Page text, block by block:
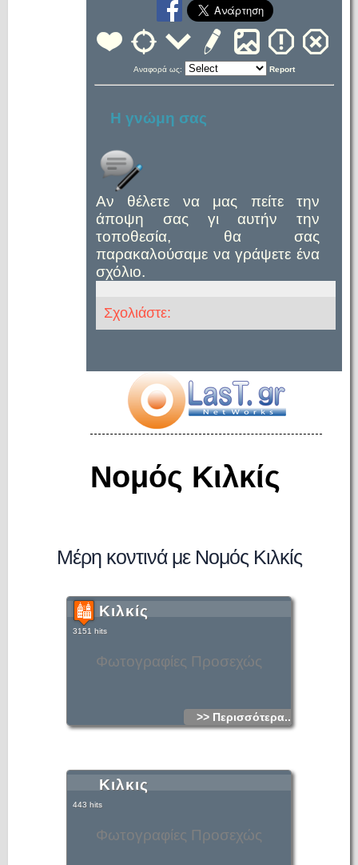
Αναφορά ως: Report
Η γνώμη σας
Αν θέλετε να μας πείτε την
άποψη σας γι αυτήν την
τοποθεσία, θα σας
παρακαλούσαμε να γράψετε ένα
σχόλιο.
Σχολιάστε:
Νομός Κιλκίς
Μέρη κοντινά με Νομός Κιλκίς
Φωτογραφίες Προσεχώς
Κιλκίς
3151 hits
>> Περισσότερα...
Φωτογραφίες Προσεχώς
Κιλκις
443 hits